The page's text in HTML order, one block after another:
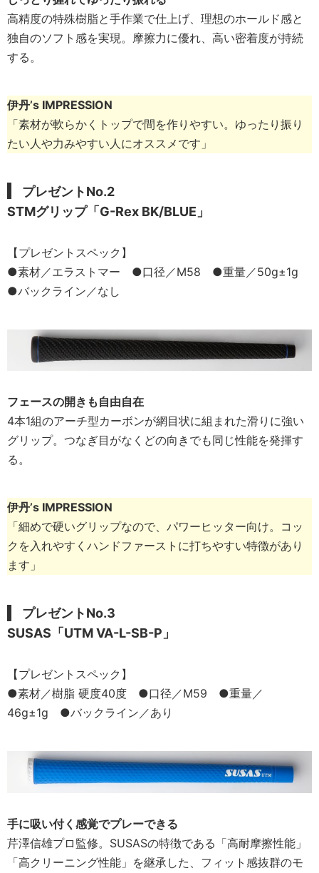
高精度の特殊樹脂と手作業で仕上げ、理想のホールド感と
独自のソフト感を実現。摩擦力に優れ、高い密着度が持続
する。
伊丹’s IMPRESSION
「素材が軟らかくトップで間を作りやすい。ゆったり振り
たい人や力みやすい人にオススメです」
プレゼントNo.2
STMグリップ「G-Rex BK/BLUE」
【プレゼントスペック】
●素材／エラストマー ●口径／M58 ●重量／50g±1g
●バックライン／なし
フェースの開きも自由自在
4本1組のアーチ型カーボンが網目状に組まれた滑りに強い
グリップ。つなぎ目がなくどの向きでも同じ性能を発揮す
る。
伊丹’s IMPRESSION
「細めで硬いグリップなので、パワーヒッター向け。コッ
クを入れやすくハンドファーストに打ちやすい特徴があり
ます」
プレゼントNo.3
SUSAS「UTM VA-L-SB-P」
【プレゼントスペック】
●素材／樹脂 硬度40度 ●口径／M59 ●重量／
46g±1g ●バックライン／あり
手に吸い付く感覚でプレーできる
芹澤信雄プロ監修。SUSASの特徴である「高耐摩擦性能」
「高クリーニング性能」を継承した、フィット感抜群のモ